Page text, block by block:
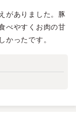
がありました。豚
べやすくお肉の甘
かったです。